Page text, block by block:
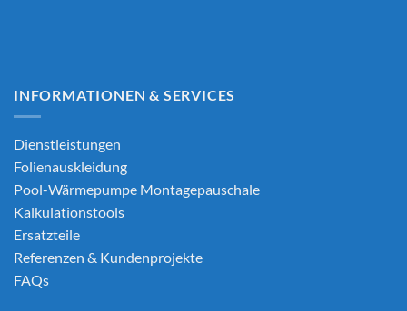
INFORMATIONEN & SERVICES
Dienstleistungen
Folienauskleidung
Pool-Wärmepumpe Montagepauschale
Kalkulationstools
Ersatzteile
Referenzen & Kundenprojekte
FAQs